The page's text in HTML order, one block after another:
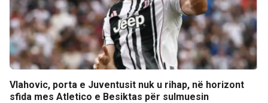
Vlahovic, porta e Juventusit nuk u rihap, në horizont
sfida mes Atletico e Besiktas për sulmuesin